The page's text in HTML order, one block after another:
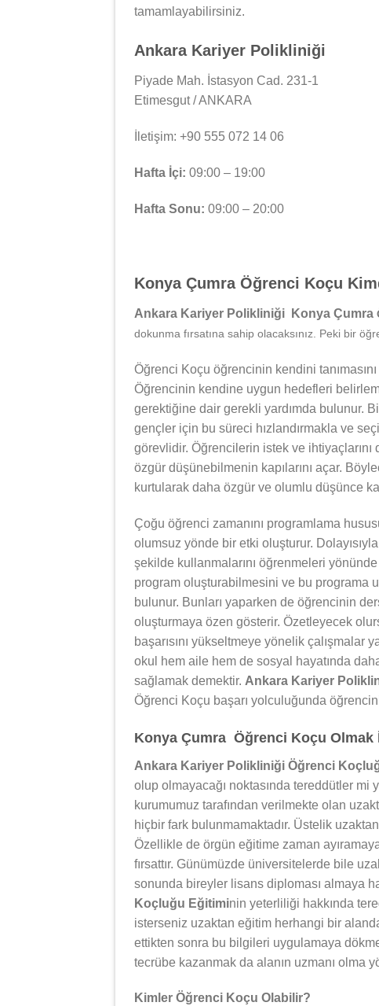
tamamlayabilirsiniz.
Ankara Kariyer Polikliniği
Piyade Mah. İstasyon Cad. 231-1
Etimesgut / ANKARA
İletişim: +90 555 072 14 06
Hafta İçi: 09:00 – 19:00
Hafta Sonu: 09:00 – 20:00
Konya Çumra Öğrenci Koçu
Ankara Kariyer Polikliniği Konya Çumra
dokunma fırsatına sahip olacaksınız. Peki bir
Öğrenci Koçu öğrencinin kendini
Öğrencinin kendine uygun hedefleri
gerektiğine dair gerekli yardımda bulunur.
gençler için bu süreci hızlandırmakla ve
görevlidir. Öğrencilerin istek ve
özgür düşünebilmenin kapılarını açar.
kurtularak daha özgür ve olumlu düşünce
Çoğu öğrenci zamanını programlama
olumsuz yönde bir etki oluşturur.
şekilde kullanmalarını öğrenmeleri
program oluşturabilmesini ve bu programa
bulunur. Bunları yaparken de öğrencinin
oluşturmaya özen gösterir. Özetleyecek
başarısını yükseltmeye yönelik
okul hem aile hem de sosyal hayatında
sağlamak demektir. Ankara Kariyer
Öğrenci Koçu başarı yolculuğunda
Konya Çumra Öğrenci Koçu
Ankara Kariyer Polikliniği Öğrenci
olup olmayacağı noktasında tereddütler mi
kurumumuz tarafından verilmekte olan
hiçbir fark bulunmamaktadır. Üstelik
Özellikle de örgün eğitime zaman
fırsattır. Günümüzde üniversitelerde bile
sonunda bireyler lisans diploması almaya
Koçluğu Eğitiminin yeterliliği hakkında
isterseniz uzaktan eğitim herhangi bir
ettikten sonra bu bilgileri uygulamaya
tecrübe kazanmak da alanın uzmanı olma
Kimler Öğrenci Koçu Olabilir?